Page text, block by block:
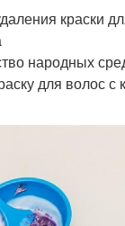
краски
народных
для волос с